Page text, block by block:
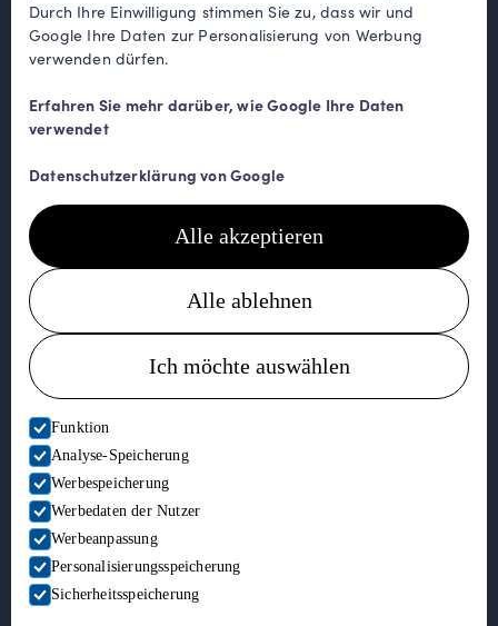
Durch Ihre Einwilligung stimmen Sie zu, dass wir und
Google Ihre Daten zur Personalisierung von Werbung
verwenden dürfen.
Erfahren Sie mehr darüber, wie Google Ihre Daten
verwendet
Datenschutzerklärung von Google
Alle ablehnen
Ich möchte auswählen
Alle akzeptieren
Funktion
Analyse-Speicherung
Werbespeicherung
Werbedaten der Nutzer
Werbeanpassung
Personalisierungsspeicherung
Sicherheitsspeicherung
Camping
Kontakt
kontakt@hallandcamping.no
Trondheimsveien 4266
7391 Rennebu
© Halland Camping
Website bereitgestellt von Horn Media
Datenschutz